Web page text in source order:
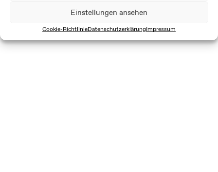
Einstellungen ansehen
Cookie-RichtlinieDatenschutzerklärungImpressum